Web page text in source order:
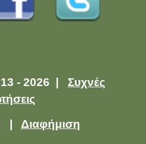
- 2026 | Συχνές
Διαφήμιση